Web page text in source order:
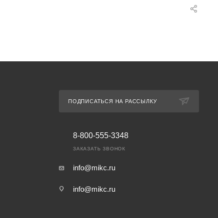
ПОДПИСАТЬСЯ НА РАССЫЛКУ
8-800-555-3348
ЗАКАЗАТЬ ЗВОНОК
info@mikc.ru
info@mikc.ru